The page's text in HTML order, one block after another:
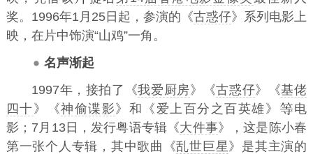
奖。1996年1月25日起，参演的《古惑仔》系列电影上
映，在片中饰演“山鸡”一角。
名声渐起
1997年，接拍了《我爱厨房》《古惑仔》《基佬
四十》《神偷谍影》和《爱上百分之百英雄》
电
影；7月13日，发行粤语专辑《大件事》，这是陈小春
第一张个人专辑，其中歌曲《乱世巨星》是其主演的